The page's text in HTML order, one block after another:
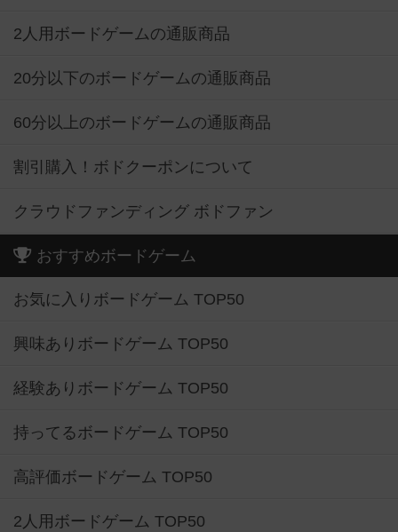
2人用ボードゲームの通販商品
20分以下のボードゲームの通販商品
60分以上のボードゲームの通販商品
割引購入！ボドクーポンについて
クラウドファンディング ボドファン
おすすめボードゲーム
お気に入りボードゲーム TOP50
興味ありボードゲーム TOP50
経験ありボードゲーム TOP50
持ってるボードゲーム TOP50
高評価ボードゲーム TOP50
2人用ボードゲーム TOP50